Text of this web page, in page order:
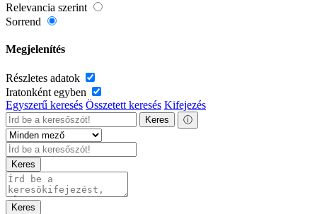
Relevancia szerint
Sorrend
Megjelenítés
Részletes adatok
Iratonként egyben
Egyszerű keresés Összetett keresés Kifejezés
Keres ⓘ
Keres
Keres